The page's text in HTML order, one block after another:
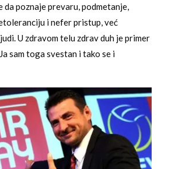
da poznaje prevaru, podmetanje,
i nefer pristup, već
U zdravom telu zdrav duh je primer
sam toga svestan i tako se i